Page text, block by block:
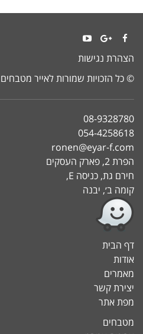
Facebook
Google+
YouTubeהצהרת נגישות
© כל הזכויות שמורות לאייר
08-9328780
054-4258618
ronen@eyar-f.com
הפרת 2, פארק העסקים
חירם גת, כניסה E,
קומה ב׳, יבנה
דף הבית
אודות
מאמרים
יצירת קשר
מפת אתר
מטבחים